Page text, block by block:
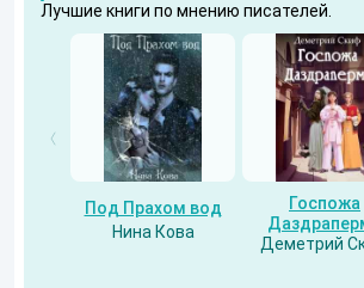
Лучшие книги по мнению писателей.
Под Прахом вод
Нина Кова
Госпожа
Деметрий